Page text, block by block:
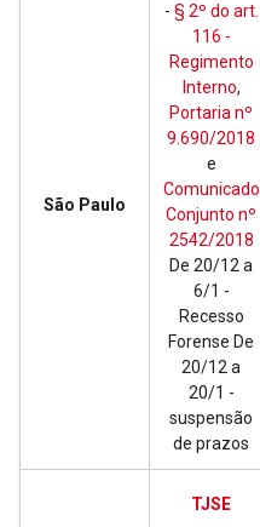
São Paulo
- § 2º do art.
116 -
Regimento
Interno,
Portaria nº
9.690/2018
e
Comunicado
Conjunto nº
2542/2018
De 20/12 a
6/1 -
Recesso
Forense De
20/12 a
20/1 -
suspensão
de prazos
TJSE